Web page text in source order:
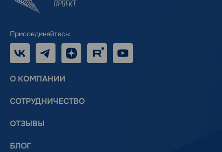
Присоединяйтесь:
Telegram Дзен RUTUBE
О КОМПАНИИ
СОТРУДНИЧЕСТВО
ОТЗЫВЫ
БЛОГ